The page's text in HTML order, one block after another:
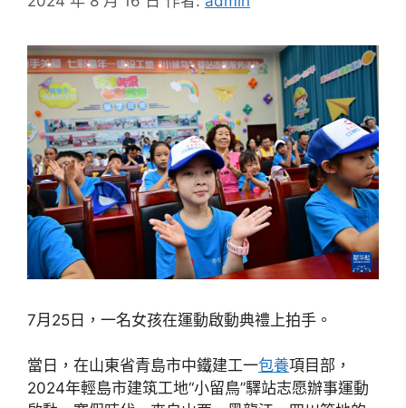
7月25日，一名女孩在運動啟動典禮上拍手。
當日，在山東省青島市中鐵建工一包養項目部，
2024年輕島市建筑工地“小留鳥”驛站志愿辦事運動